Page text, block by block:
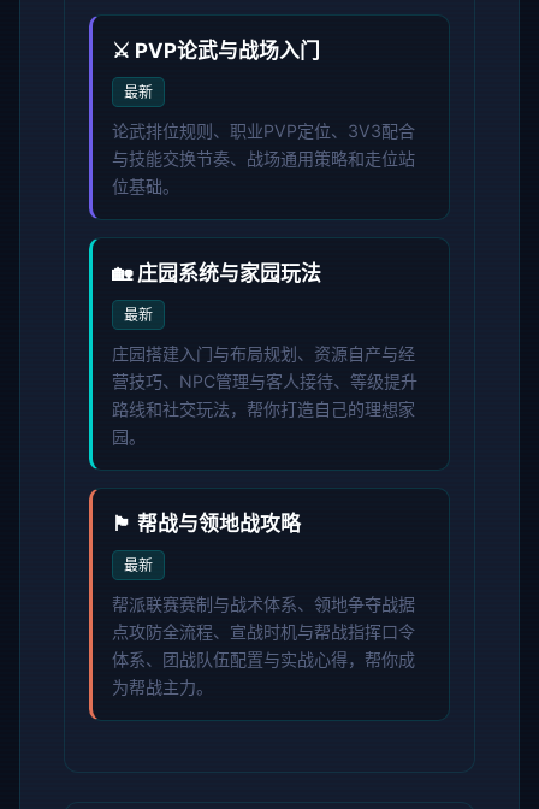
⚔️ PVP论武与战场入门
最新
论武排位规则、职业PVP定位、3V3配合
与技能交换节奏、战场通用策略和走位站
位基础。
🏡 庄园系统与家园玩法
最新
庄园搭建入门与布局规划、资源自产与经
营技巧、NPC管理与客人接待、等级提升
路线和社交玩法，帮你打造自己的理想家
园。
🏴 帮战与领地战攻略
最新
帮派联赛赛制与战术体系、领地争夺战据
点攻防全流程、宣战时机与帮战指挥口令
体系、团战队伍配置与实战心得，帮你成
为帮战主力。